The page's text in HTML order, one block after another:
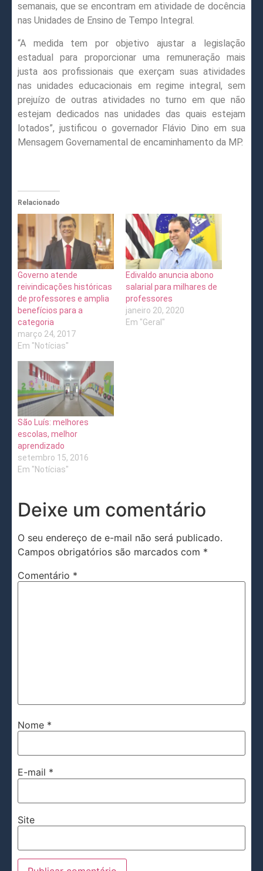
semanais, que se encontram em atividade de docência
nas Unidades de Ensino de Tempo Integral.
“A medida tem por objetivo ajustar a legislação
estadual para proporcionar uma remuneração mais
justa aos profissionais que exerçam suas atividades
nas unidades educacionais em regime integral, sem
prejuízo de outras atividades no turno em que não
estejam dedicados nas unidades das quais estejam
lotados”, justificou o governador Flávio Dino em sua
Mensagem Governamental de encaminhamento da MP.
Relacionado
Governo atende
reivindicações históricas
de professores e amplia
benefícios para a
categoria
março 24, 2017
Em "Notícias"
Edivaldo anuncia abono
salarial para milhares de
professores
janeiro 20, 2020
Em "Geral"
São Luís: melhores
escolas, melhor
aprendizado
setembro 15, 2016
Em "Notícias"
Deixe um comentário
O seu endereço de e-mail não será publicado.
Campos obrigatórios são marcados com *
Comentário *
Nome *
E-mail *
Site